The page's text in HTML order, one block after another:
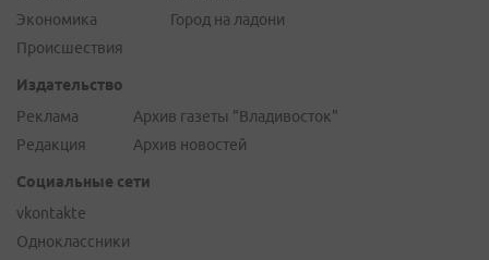
Экономика
Происшествия
Город на ладони
Издательство
Реклама
Редакция
Архив газеты "Владивосток"
Архив новостей
Социальные сети
vkontakte
Одноклассники